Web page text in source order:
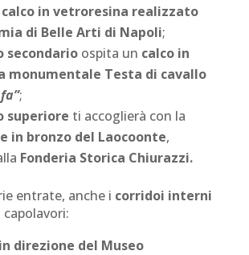
calco in vetroresina realizzato
di Belle Arti di Napoli;
secondarioospita un calco in
monumentale Testa di cavallo
;
superiore ti accoglierà con la
in bronzo del Laocoonte,
Fonderia Storica Chiurazzi.
entrate, anche i corridoi interni
direzione del Museo